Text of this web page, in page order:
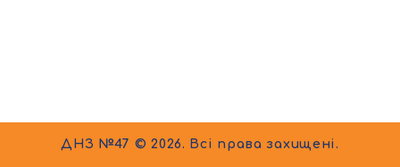
ДНЗ №47 © 2026. Всі права захищені.